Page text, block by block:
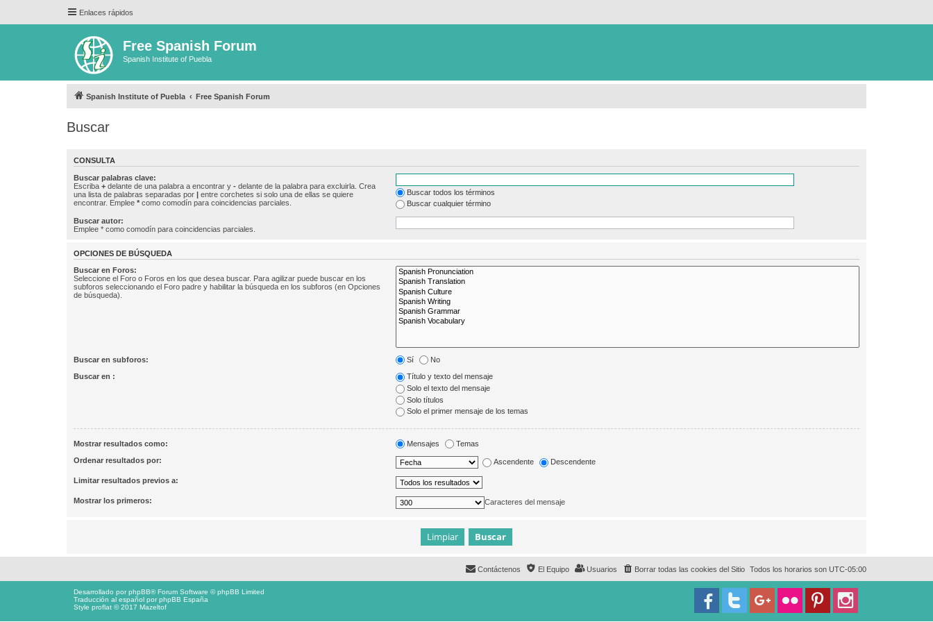
Enlaces rápidos
Free Spanish Forum
Spanish Institute of Puebla
Spanish Institute of Puebla Free Spanish Forum
Buscar
CONSULTA
Buscar palabras clave:
Escriba + delante de una palabra a encontrar y - delante de la palabra para excluirla. Crea
una lista de palabras separadas por | entre corchetes si solo una de ellas se quiere
encontrar. Emplee * como comodín para coincidencias parciales.
Buscar todos los términos
Buscar cualquier término
Buscar autor:
Emplee * como comodín para coincidencias parciales.
OPCIONES DE BÚSQUEDA
Buscar en Foros:
Seleccione el Foro o Foros en los que desea buscar. Para agilizar puede buscar en los
subforos seleccionando el Foro padre y habilitar la búsqueda en los subforos (en Opciones
de búsqueda).
Buscar en subforos: Sí No
Buscar en :
Título y texto del mensaje
Solo el texto del mensaje
Solo títulos
Solo el primer mensaje de los temas
Mostrar resultados como: Mensajes Temas
Ordenar resultados por: Ascendente Descendente
Limitar resultados previos a:
Mostrar los primeros: Caracteres del mensaje
Todos los horarios son UTC-05:00
Borrar todas las cookies del Sitio
Usuarios
El Equipo
Contáctenos
Desarrollado porphpBB® Forum Software © phpBB Limited
Traducción al español porphpBB España
Style proflat © 2017 Mazeltof